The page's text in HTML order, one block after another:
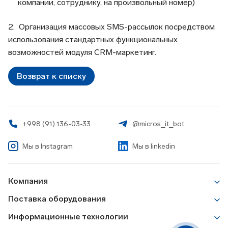
компании, сотруднику, на произвольный номер)
2. Организация массовых SMS-рассылок посредством
использования стандартных функциональных
возможностей модуля CRM-маркетинг.
Возврат к списку
+998 (91) 136-03-33 @micros_it_bot
Мы в Instagram Мы в linkedin
Компания
Работа у нас
Поставка оборудования
ИБП, батареи, электрооборудование
Информационные технологии